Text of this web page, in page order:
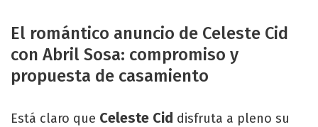
El romántico anuncio de Celeste Cid
con Abril Sosa: compromiso y
propuesta de casamiento
Está claro que Celeste Cid disfruta a pleno su